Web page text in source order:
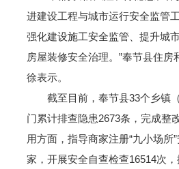
进建设工程与城市运行安全监管
强化建设施工安全监管、提升城
房屋装修安全治理。”奉节县住房
徐表示。
截至目前，奉节县33个乡镇（
门累计排查隐患2673条，完成整
用方面，指导商家注册“九小场所
家，开展安全自查检查16514次，